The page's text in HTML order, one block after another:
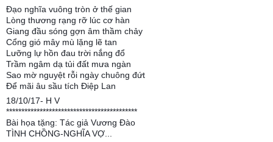
Đạo nghĩa vuông tròn ở thế gian
Lòng thương rạng rỡ lúc cơ hàn
Giang đầu sóng gợn âm thầm chảy
Cổng gió mây mù lặng lẽ tan
Lưỡng lự hồn đau trời nắng đổ
Trầm ngâm dạ tủi đất mưa ngàn
Sao mờ nguyệt rỗi ngày chuông đứt
Để mãi âu sầu tích Điệp Lan
18/10/17- H V
*******************************************
Bài họa tặng: Tác giả Vương Đào
TÌNH CHỒNG-NGHĨA VỢ...